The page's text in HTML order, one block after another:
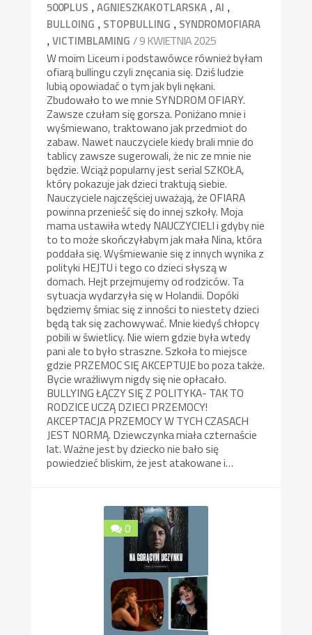
500PLUS ,AGNIESZKAKOTLARSKA ,AI ,
BULLOING , STOPBULLING , SYNDROMOFIARA
,VICTIMBLAMING / 9 KWIETNIA 2025
W moim Liceum i podstawówce również byłam
ofiarą bullingu czyli znęcania się. Dziś ludzie
lubią opowiadać o tym jak byli nękani.
Zbudowało to we mnie SYNDROM OFIARY.
Zawsze czułam się gorsza. Poniżano mnie i
wyśmiewano, traktowano jak przedmiot do
zabaw. Nawet nauczyciele kiedy brali mnie do
tablicy zawsze sugerowali, że nic ze mnie nie
będzie. Wciąż popularny jest serial SZKOŁA,
który pokazuje jak dzieci traktują siebie.
Nauczyciele najczęściej uważają, że OFIARA
powinna przenieść się do innej szkoły. Moja
mama ustawiła wtedy NAUCZYCIELI i gdyby nie
to to może skończyłabym jak mała Nina, która
poddała się. Wyśmiewanie się z innych wynika z
polityki HEJTU i tego co dzieci słyszą w
domach. Hejt przejmujemy od rodziców. Ta
sytuacja wydarzyła się w Holandii. Dopóki
będziemy śmiac się z inności to niestety dzieci
będą tak się zachowywać. Mnie kiedyś chłopcy
pobili w świetlicy. Nie wiem gdzie była wtedy
pani ale to było straszne. Szkoła to miejsce
gdzie PRZEMOC SIĘ AKCEPTUJE bo poza także.
Bycie wrażliwym nigdy się nie opłacało.
BULLYING ŁĄCZY SIĘ Z POLITYKA- TAK TO
RODZICE UCZĄ DZIECI PRZEMOCY!
AKCEPTACJA PRZEMOCY W TYCH CZASACH
JEST NORMĄ. Dziewczynka miała czternaście
lat. Ważne jest by dziecko nie bało się
powiedzieć bliskim, że jest atakowane i…
0